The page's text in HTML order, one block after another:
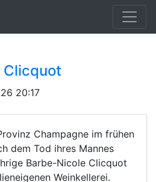
Clicquot
20:17
Champagne im frühen
dem Tod ihres Mannes
Barbe-Nicole Clicquot
Weinkellerei.